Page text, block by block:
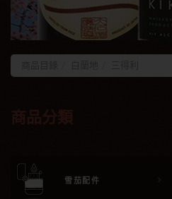
商品分類
雪茄配件